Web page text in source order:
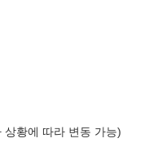
상황에 따라 변동 가능)